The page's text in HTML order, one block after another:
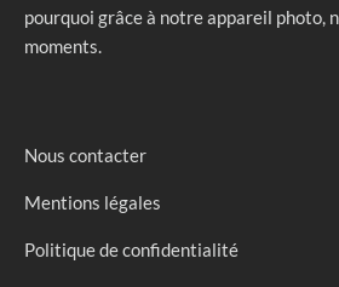
pourquoi grâce à notre appareil photo,
moments.
Nous contacter
Mentions légales
Politique de confidentialité